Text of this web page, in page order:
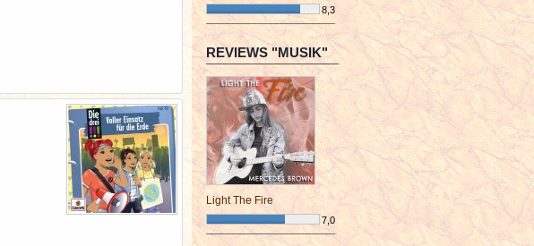
8,3
¯¯¯¯¯¯¯¯¯¯¯¯¯¯¯¯¯¯¯¯¯¯¯¯
REVIEWS "MUSIK"
Light The Fire
7,0
¯¯¯¯¯¯¯¯¯¯¯¯¯¯¯¯¯¯¯¯¯¯¯¯